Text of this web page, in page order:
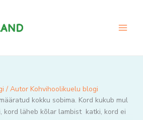
/ Autor Kohvihoolikuelu blogi
kokku sobima. Kord kukub mul
kord läheb kõlar lambist katki, kord ei